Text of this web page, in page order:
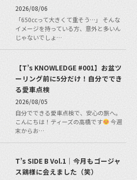
2026/08/06
「650ccって大きくて重そう…」 そんな
イメージを持っている方、意外と多いん
じゃないでしょ…
【T’s KNOWLEDGE #001】お盆ツ
ーリング前に5分だけ！自分ででき
る愛車点検
2026/08/05
自分でできる愛車点検で、安心の旅へ。
こんにちは！ティーズの高橋です
今週
末からお…
T’s SIDE B Vol.1｜今月もゴージャ
ス鶏様に会えました（笑）